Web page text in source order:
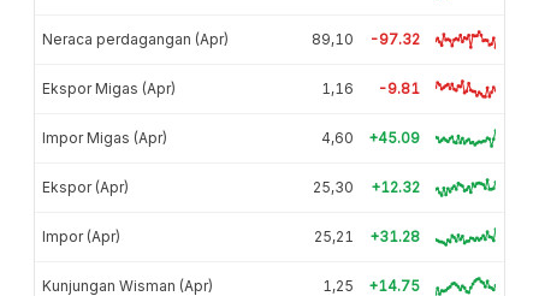
Neraca perdagangan (Apr) 89,10 -97.32
Ekspor Migas (Apr) 1,16 -9.81
Impor Migas (Apr) 4,60 +45.09
Ekspor (Apr) 25,30 +12.32
Impor (Apr) 25,21 +31.28
Kunjungan Wisman (Apr) 1,25 +14.75